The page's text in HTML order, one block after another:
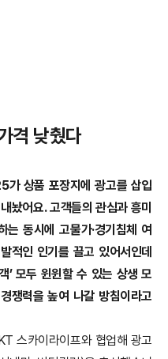
격 낮췄다
가 상품 포장지에 광고를 삽입
내놨어요.고객들의 관심과 흥미
동시에 고물가·경기침체 여
적인 인기를 끌고 있어서인데
’ 모두 윈윈할 수 있는 상생 모
쟁력을 높여 나갈 방침이라고
스카이라이프와 협업해 광고